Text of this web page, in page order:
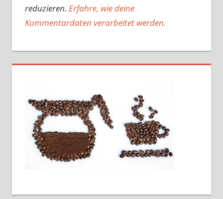
reduzieren. Erfahre, wie deine
Kommentardaten verarbeitet werden.